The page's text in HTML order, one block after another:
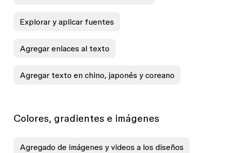
Explorar y aplicar fuentes
Agregar enlaces al texto
Agregar texto en chino, japonés y coreano
Colores, gradientes e imágenes
Agregado de imágenes y videos a los diseños